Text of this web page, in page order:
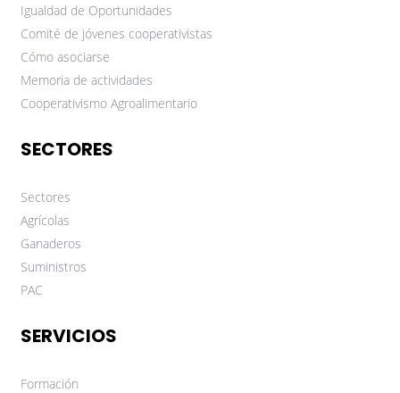
Igualdad de Oportunidades
Comité de jóvenes cooperativistas
Cómo asociarse
Memoria de actividades
Cooperativismo Agroalimentario
SECTORES
Sectores
Agrícolas
Ganaderos
Suministros
PAC
SERVICIOS
Formación